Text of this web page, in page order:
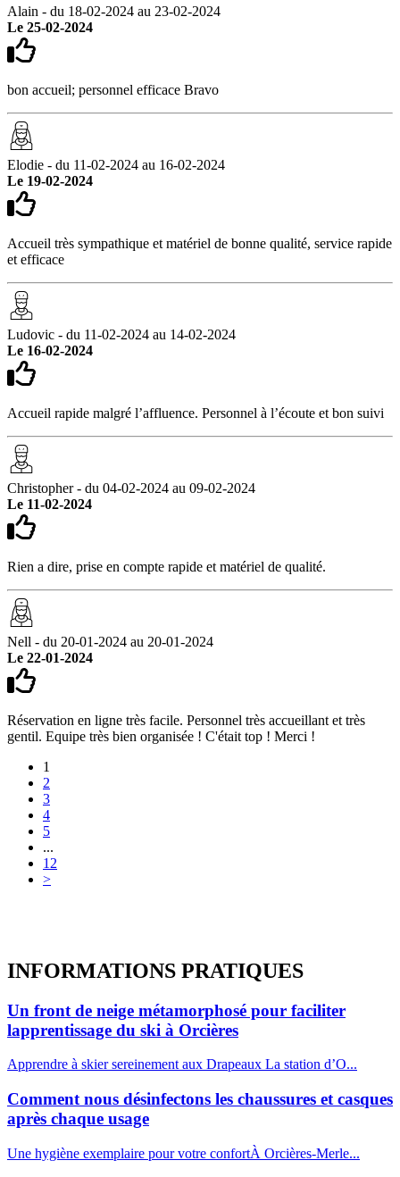
Alain - du 18-02-2024 au 23-02-2024
Le 25-02-2024
bon accueil; personnel efficace Bravo
Elodie - du 11-02-2024 au 16-02-2024
Le 19-02-2024
Accueil très sympathique et matériel de bonne qualité, service rapide
et efficace
Ludovic - du 11-02-2024 au 14-02-2024
Le 16-02-2024
Accueil rapide malgré l’affluence. Personnel à l’écoute et bon suivi
Christopher - du 04-02-2024 au 09-02-2024
Le 11-02-2024
Rien a dire, prise en compte rapide et matériel de qualité.
Nell - du 20-01-2024 au 20-01-2024
Le 22-01-2024
Réservation en ligne très facile. Personnel très accueillant et très
gentil. Equipe très bien organisée ! C'était top ! Merci !
1
2
3
4
5
...
12
>
INFORMATIONS PRATIQUES
Un front de neige métamorphosé pour faciliter
lapprentissage du ski à Orcières
Apprendre à skier sereinement aux Drapeaux La station d’O...
Comment nous désinfectons les chaussures et casques
après chaque usage
Une hygiène exemplaire pour votre confortÀ Orcières-Merle...